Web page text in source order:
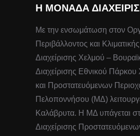
Η ΜΟΝΆΔΑ
Με την ενσωμάτωση στον
Περιβάλλοντος και
Διαχείρισης Χελμού –
Διαχείρισης Εθνικού
και Προστατευόμενων
Πελοποννήσου (ΜΔ)
Καλάβρυτα. Η ΜΔ υπάγεται
Διαχείρισης